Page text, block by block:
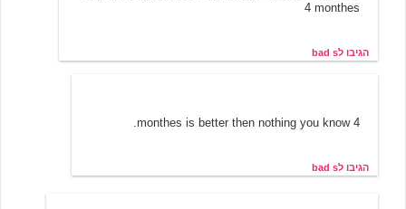
4 monthes
הגיבו לbad s
4 monthes is better then nothing you know.
הגיבו לbad s